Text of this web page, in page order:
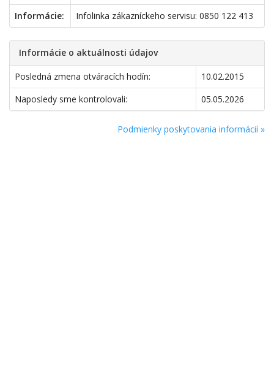
Informácie:
Infolinka zákazníckeho servisu: 0850 122 413
Informácie o aktuálnosti údajov
Posledná zmena otváracích hodín:
10.02.2015
Naposledy sme kontrolovali:
05.05.2026
Podmienky poskytovania informácií »